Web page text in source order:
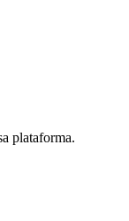
plataforma.